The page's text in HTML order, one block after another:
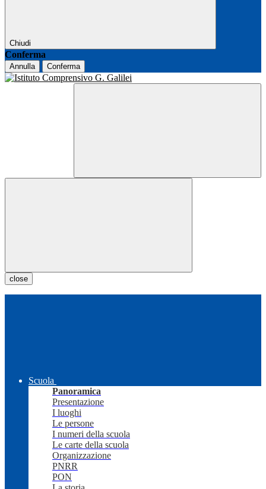
Chiudi
Conferma
Annulla Conferma
close
Scuola
Panoramica
Presentazione
I luoghi
Le persone
I numeri della scuola
Le carte della scuola
Organizzazione
PNRR
PON